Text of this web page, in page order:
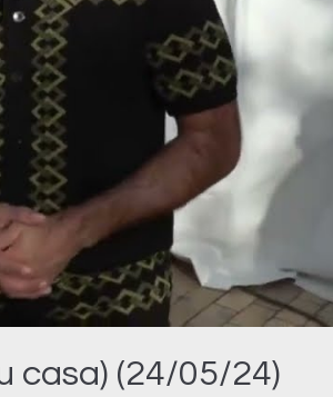
casa) (24/05/24)